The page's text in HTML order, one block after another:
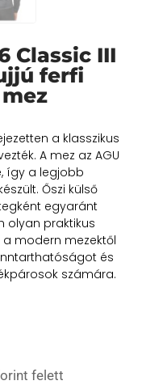
Classic III
ferfi
a klasszikus
A mez az AGU
így a legjobb
Őszi külső
egyaránt
olyan praktikus
modern mezektől
és
számára.
felett